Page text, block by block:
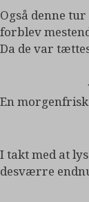
Også denne
forblev
Da de var
En
I takt med at
desværre